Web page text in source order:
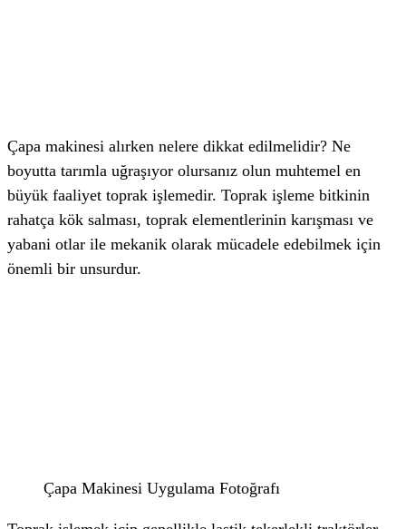
Çapa makinesi alırken nelere dikkat edilmelidir? Ne
boyutta tarımla uğraşıyor olursanız olun muhtemel en
büyük faaliyet toprak işlemedir. Toprak işleme bitkinin
rahatça kök salması, toprak elementlerinin karışması ve
yabani otlar ile mekanik olarak mücadele edebilmek için
önemli bir unsurdur.
Çapa Makinesi Uygulama Fotoğrafı